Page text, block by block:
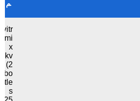
م
vitr
imi
x
kv
(2
bo
ttle
s